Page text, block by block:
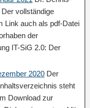
vollständige
Link auch als pdf-Datei
der
IT-SiG 2.0: Der
2020 Der
steht
Download zur